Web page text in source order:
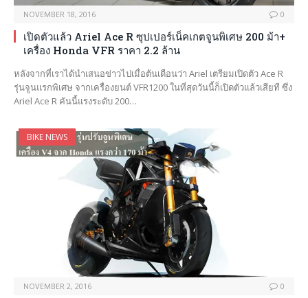
NOVEMBER 18, 2016 0
เปิดตัวแล้ว Ariel Ace R ซุปเปอร์เน็คเกตจูนพิเศษ 200 ม้า+
เครื่อง Honda VFR ราคา 2.2 ล้าน
หลังจากที่เราได้นำเสนอข่าวไปเมื่อต้นเดือนว่า Ariel เตรียมเปิดตัว Ace R
รุ่นจูนแรกพิเศษ จากเครื่องยนต์ VFR1200 ในที่สุดวันนี้ก็เปิดตัวแล้วเสียที ซึ่ง
Ariel Ace R คันนี้แรงระดับ 200…
BIKE NEWS
NOVEMBER 2, 2016 0